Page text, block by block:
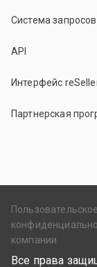
Система запросов
API
Интерфейс
Партнерская
компании
Все права